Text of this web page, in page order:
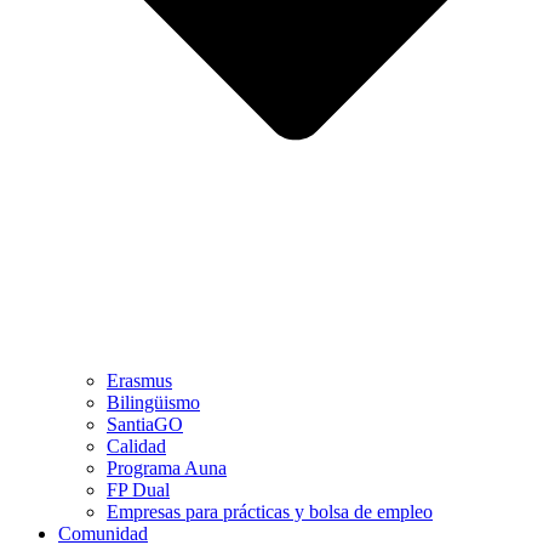
Erasmus
Bilingüismo
SantiaGO
Calidad
Programa Auna
FP Dual
Empresas para prácticas y bolsa de empleo
Comunidad